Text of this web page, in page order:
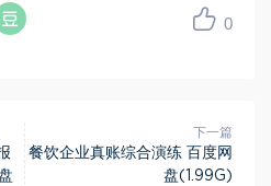
0
下一篇
餐饮企业真账综合演练 百度网
盘(1.99G)